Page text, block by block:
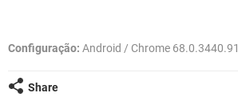
GUIA DE COMPRAS
Configuração: Android / Chrome 68.0.3440.91
Share